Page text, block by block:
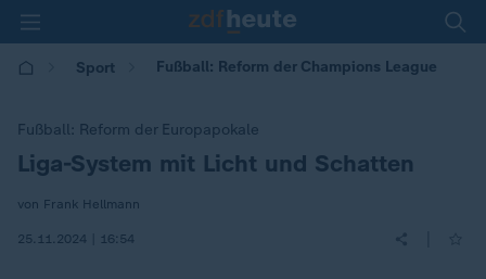
Sport Fußball: Reform der Champions League
Fußball: Reform der Europapokale
:Liga-System mit Licht und Schatten
von Frank Hellmann
25.11.2024 | 16:54